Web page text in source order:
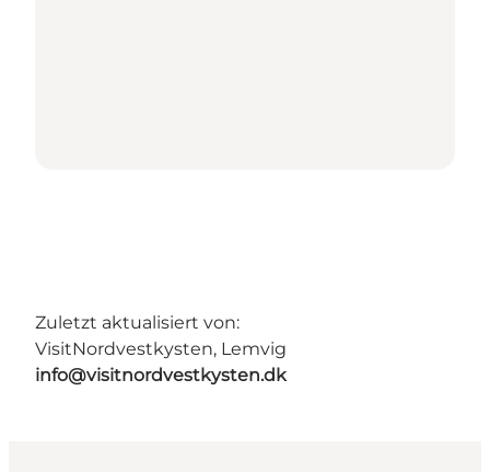
Zuletzt aktualisiert von:
VisitNordvestkysten, Lemvig
info@visitnordvestkysten.dk